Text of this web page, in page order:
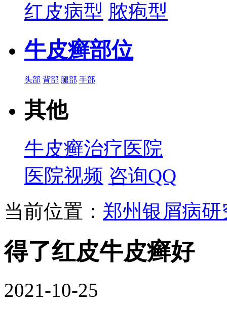
红皮病型 脓疱型
牛皮癣部位
头部 背部 腿部 手部
其他
牛皮癣治疗医院
医院视频 咨询QQ
当前位置： 郑州银屑病研
得了红皮牛皮癣好
2021-10-25